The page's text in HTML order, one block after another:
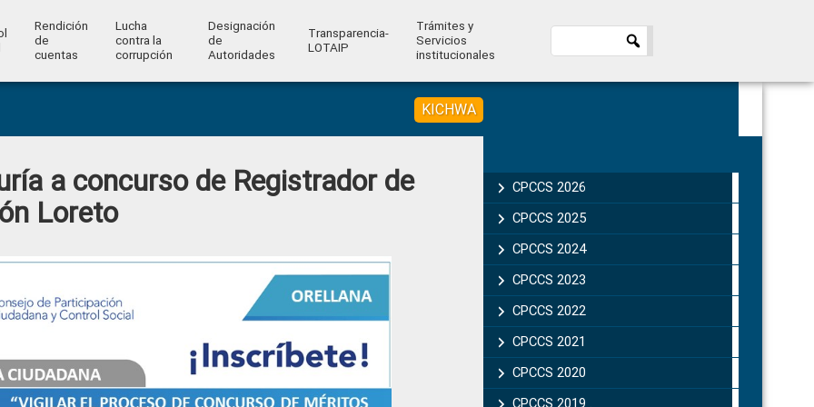
Rendición
de
cuentas
Lucha
contra la
corrupción
Designación
de
Autoridades
Transparencia-
LOTAIP
Trámites y
Servicios
institucionales
KICHWA
a concurso de Registrador de
Loreto
Sidebar
CPCCS 2026
CPCCS 2025
CPCCS 2024
CPCCS 2023
CPCCS 2022
CPCCS 2021
CPCCS 2020
CPCCS 2019 .